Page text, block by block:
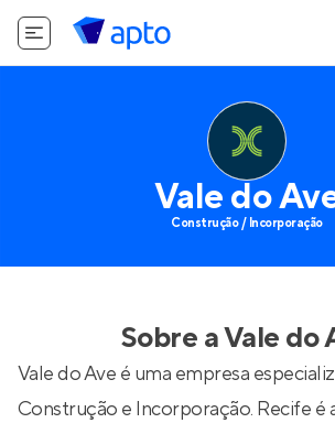
Vale do
Construção / Incorporação
Sobre aVale do
Vale do Ave é uma empresa
Construção e Incorporação. Recife é